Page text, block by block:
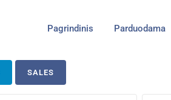
Pagrindinis Parduodama
SALES